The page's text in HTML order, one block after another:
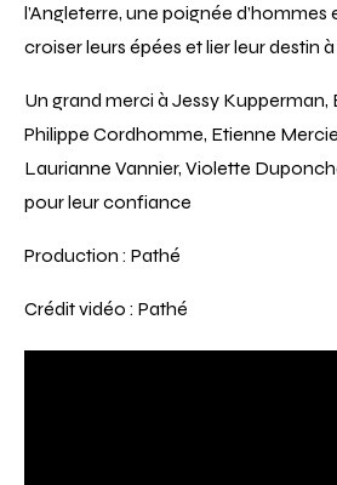
l’Angleterre, une poignée
croiser leurs épées et lier leur destin
Un grand merci à Jessy Kupperman,
Philippe Cordhomme, Etienne
Laurianne Vannier, Violette
pour leur confiance
Production : Pathé
Crédit vidéo : Pathé